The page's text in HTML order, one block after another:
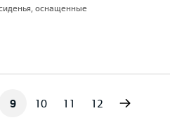
оснащенные
9 10 11 12